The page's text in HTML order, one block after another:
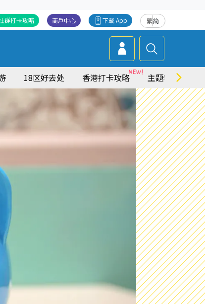
繁简
下載 App
商戶中心
群打卡攻略
18区好去处 香港打卡攻略 主题特集